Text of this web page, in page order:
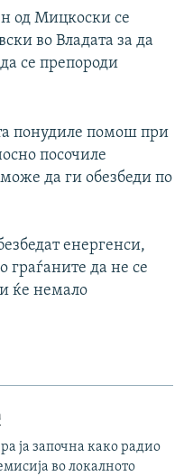
од Мицкоски се
во Владата за да
се препороди
понудиле помош при
посочиле
да ги обезбеди по
енергенси,
граѓаните да не се
ќе немало
ја започна како радио
во локалното